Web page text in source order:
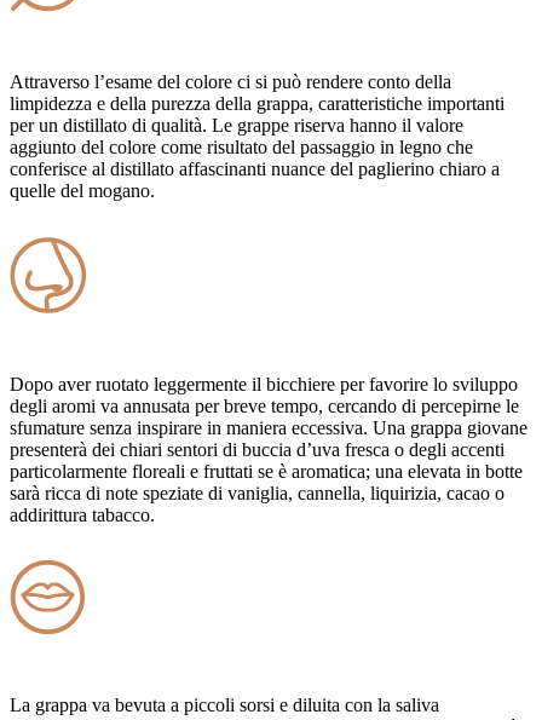
Attraverso l’esame del colore ci si può rendere conto della
limpidezza e della purezza della grappa, caratteristiche importanti
per un distillato di qualità. Le grappe riserva hanno il valore
aggiunto del colore come risultato del passaggio in legno che
conferisce al distillato affascinanti nuance del paglierino chiaro a
quelle del mogano.
Dopo aver ruotato leggermente il bicchiere per favorire lo sviluppo
degli aromi va annusata per breve tempo, cercando di percepirne le
sfumature senza inspirare in maniera eccessiva. Una grappa giovane
presenterà dei chiari sentori di buccia d’uva fresca o degli accenti
particolarmente floreali e fruttati se è aromatica; una elevata in botte
sarà ricca di note speziate di vaniglia, cannella, liquirizia, cacao o
addirittura tabacco.
La grappa va bevuta a piccoli sorsi e diluita con la saliva